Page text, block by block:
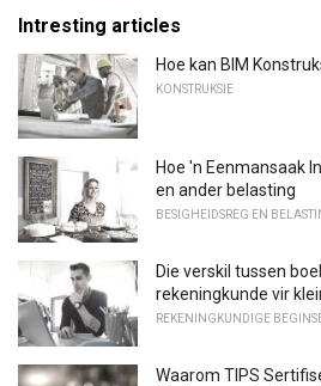
Intresting articles
Hoe kan BIM
KONSTRUKSIE
Hoe 'n Eenmansaak
en ander belasting
BESIGHEIDSREG EN
Die verskil tussen
rekeningkunde vir
REKENINGKUNDIGE
Waarom TIPS